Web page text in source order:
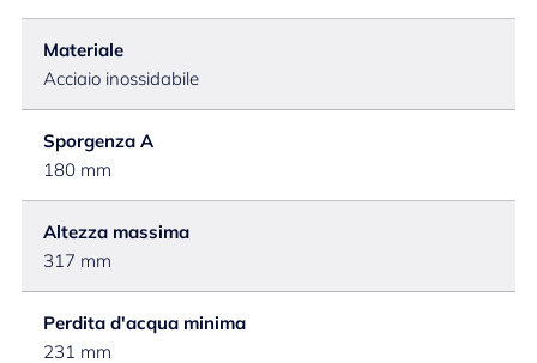
Materiale
Acciaio inossidabile
Sporgenza A
180 mm
Altezza massima
317 mm
Perdita d'acqua minima
231 mm